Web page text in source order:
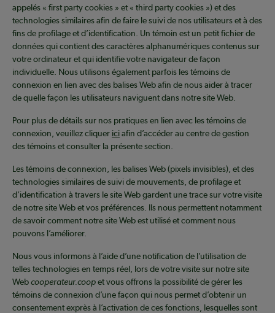
appelés « first party cookies » et « third party cookies ») et des
technologies similaires afin de faire le suivi de nos utilisateurs et à des
fins de profilage et d’identification. Un témoin est un petit fichier de
données qui contient des caractères alphanumériques contenus sur
votre ordinateur et qui identifie votre navigateur de façon
individuelle. Nous utilisons également parfois les témoins de
connexion en lien avec des balises Web afin de nous aider à tracer
de quelle façon les utilisateurs naviguent dans notre site Web.
Pour plus de détails sur nos pratiques en lien avec les témoins de
connexion, veuillez cliquer iciafin d’accéder au centre de gestion
des témoins et consulter la présente section.
Les témoins de connexion, les balises Web (pixels invisibles), et des
technologies similaires de suivi de mouvements, de profilage et
d’identification à travers le site Web gardent une trace sur votre visite
de notre site Web et vos préférences. Ils nous permettent notamment
de savoir comment notre site Web est utilisé et comment nous
pouvons l’améliorer.
Nous vous informons à l’aide d’une notification de l’utilisation de
telles technologies en temps réel, lors de votre visite sur notre site
Webcooperateur.coopet vous offrons la possibilité de gérer les
témoins de connexion d’une façon qui nous permet d’obtenir un
consentement exprès à l’activation de ces fonctions, lesquelles sont